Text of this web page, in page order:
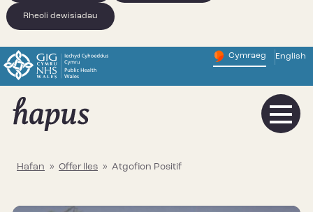
Rheoli dewisiadau
Change website
Cymraeg English
– Newid
Hafan » Offer lles » Atgofion Positif